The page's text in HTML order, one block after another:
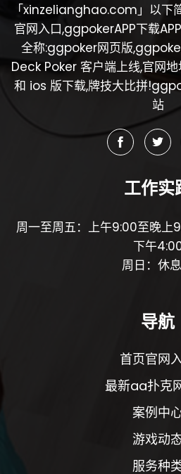
「xinzelianghao.com」以
官网入口,ggpokerAPP下载
全称:ggpoker网页版
Deck Poker 客户端上线,官网
和 ios 版下载,牌技大比拼
站
工作实
周一至周五：上午9:00至晚上
下午
周日：休
导航
首页官网
最新aa扑克
案例中
游戏动
服务种